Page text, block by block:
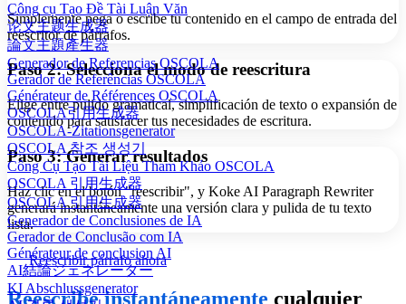
Công cụ Tạo Đề Tài Luận Văn
论文主题生成器
論文主題產生器
Generador de Referencias OSCOLA
Gerador de Referências OSCOLA
Générateur de Références OSCOLA
OSCOLA引用生成器
OSCOLA-Zitationsgenerator
OSCOLA 참조 생성기
Công Cụ Tạo Tài Liệu Tham Khảo OSCOLA
OSCOLA 引用生成器
OSCOLA 引用生成器
Generador de Conclusiones de IA
Gerador de Conclusão com IA
Générateur de conclusion AI
AI結論ジェネレーター
KI Abschlussgenerator
Simplemente pega o escribe tu contenido en el campo de entrada del
reescritor de párrafos.
Paso 2: Selecciona el modo de reescritura
Elige entre pulido gramatical, simplificación de texto o expansión de
contenido para satisfacer tus necesidades de escritura.
Paso 3: Generar resultados
Haz clic en el botón "reescribir", y Koke AI Paragraph Rewriter
generará instantáneamente una versión clara y pulida de tu texto
lista.
Reescribir párrafo ahora
Reescribe instantáneamente cualquier